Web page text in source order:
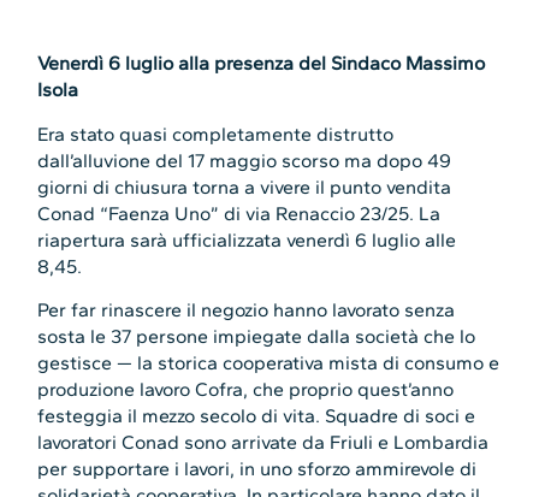
Venerdì 6 luglio alla presenza del Sindaco Massimo
Isola
Era stato quasi completamente distrutto
dall’alluvione del 17 maggio scorso ma dopo 49
giorni di chiusura torna a vivere il punto vendita
Conad “Faenza Uno” di via Renaccio 23/25. La
riapertura sarà ufficializzata venerdì 6 luglio alle
8,45.
Per far rinascere il negozio hanno lavorato senza
sosta le 37 persone impiegate dalla società che lo
gestisce — la storica cooperativa mista di consumo e
produzione lavoro Cofra, che proprio quest’anno
festeggia il mezzo secolo di vita. Squadre di soci e
lavoratori Conad sono arrivate da Friuli e Lombardia
per supportare i lavori, in uno sforzo ammirevole di